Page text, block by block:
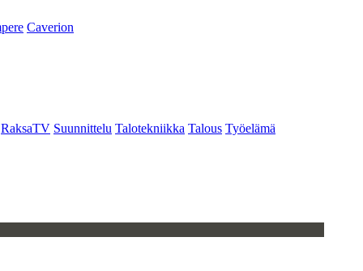
Caverion
RaksaTV Suunnittelu Talotekniikka Talous Työelämä